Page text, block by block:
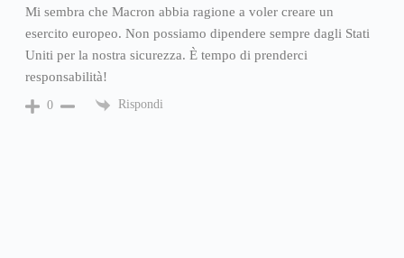
Mi sembra che Macron abbia ragione a voler creare un
esercito europeo. Non possiamo dipendere sempre dagli Stati
Uniti per la nostra sicurezza. È tempo di prenderci
responsabilità!
0 Rispondi